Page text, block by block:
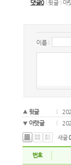
댓글0 윗글 아
이름 :
윗글
아랫글
새글0
번호